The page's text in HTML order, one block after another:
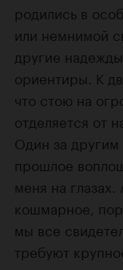
родились в
или немнимой
другие
ориентиры. К
что стою на
отделяется от
Один за
прошлое
меня на
кошмарное,
мы все
требуют